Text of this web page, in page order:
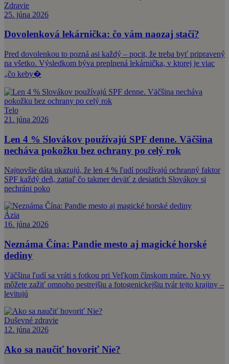
Zdravie
25. júna 2026
Dovolenková lekárnička: čo vám naozaj stačí?
Pred dovolenkou to pozná asi každý – pocit, že treba byť pripravený
na všetko. Výsledkom býva preplnená lekárnička, v ktorej je viac
„čo keby�
Telo
21. júna 2026
Len 4 % Slovákov používajú SPF denne. Väčšina
necháva pokožku bez ochrany po celý rok
Najnovšie dáta ukazujú, že len 4 % ľudí používajú ochranný faktor
SPF každý deň, zatiaľ čo takmer deväť z desiatich Slovákov si
nechráni poko
Ázia
16. júna 2026
Neznáma Čína: Pandie mesto aj magické horské
dediny
Väčšina ľudí sa vráti s fotkou pri Veľkom čínskom múre. No vy
môžete zažiť omnoho pestrejšiu a fotogenickejšiu tvár tejto krajiny –
levitujú
Duševné zdravie
12. júna 2026
Ako sa naučiť hovoriť Nie?